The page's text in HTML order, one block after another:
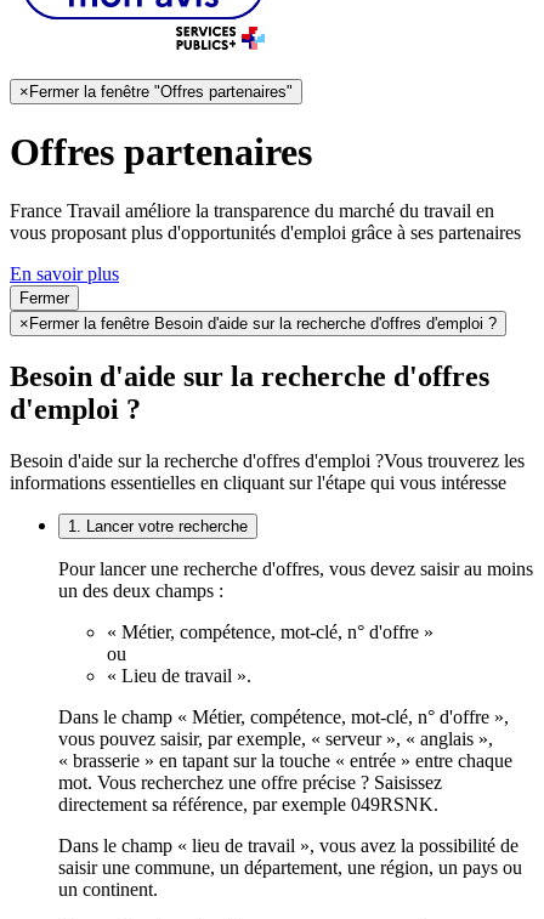
×Fermer la fenêtre "Offres partenaires"
Offres partenaires
France Travail améliore la transparence du marché du travail en
vous proposant plus d'opportunités d'emploi grâce à ses partenaires
En savoir plus
Fermer
× Fermer la fenêtre Besoin d'aide sur la recherche d'offres d'emploi ?
Besoin d'aide sur la recherche d'offres
d'emploi ?
Besoin d'aide sur la recherche d'offres d'emploi ?Vous trouverez les
informations essentielles en cliquant sur l'étape qui vous intéresse
1. Lancer votre recherche
Pour lancer une recherche d'offres, vous devez saisir au moins
un des deux champs :
« Métier, compétence, mot-clé, n° d'offre »
ou
« Lieu de travail ».
Dans le champ « Métier, compétence, mot-clé, n° d'offre »,
vous pouvez saisir, par exemple, « serveur », « anglais »,
« brasserie » en tapant sur la touche « entrée » entre chaque
mot. Vous recherchez une offre précise ? Saisissez
directement sa référence, par exemple 049RSNK.
Dans le champ « lieu de travail », vous avez la possibilité de
saisir une commune, un département, une région, un pays ou
un continent.